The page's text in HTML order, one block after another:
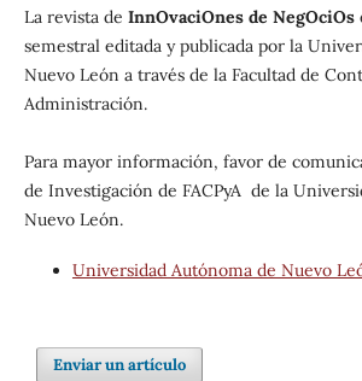
La revista de InnOvaciOnes de NegOciOs
semestral editada y publicada por la
Nuevo León a través de la Facultad de
Administración.
Para mayor información, favor de
de Investigación de FACPyA de la
Nuevo León.
Universidad Autónoma de Nuevo
Enviar un artículo